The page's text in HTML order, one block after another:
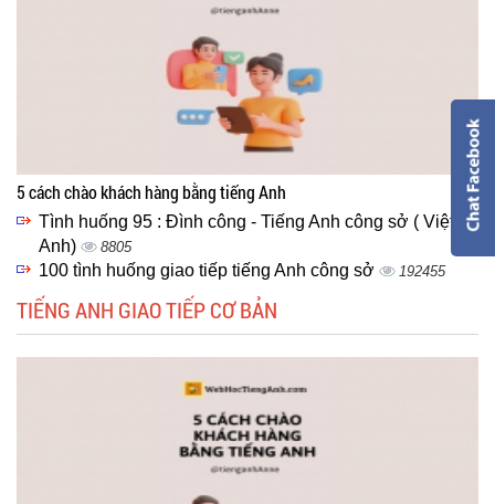
5 cách chào khách hàng bằng tiếng Anh
Tình huống 95 : Đình công - Tiếng Anh công sở ( Việt -
Anh)
8805
100 tình huống giao tiếp tiếng Anh công sở 192455
TIẾNG ANH GIAO TIẾP CƠ BẢN